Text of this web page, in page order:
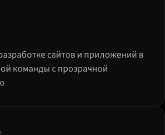
сайтов и приложений в
команды с прозрачной